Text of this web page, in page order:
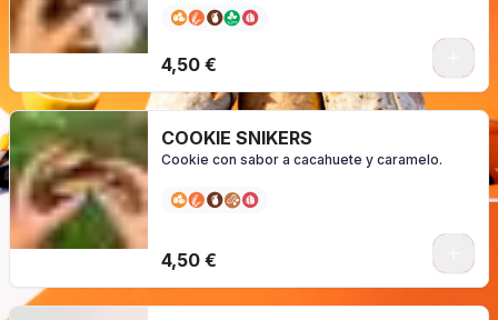
4,50 €
COOKIE SNIKERS
Cookie con sabor a cacahuete y caramelo.
4,50 €